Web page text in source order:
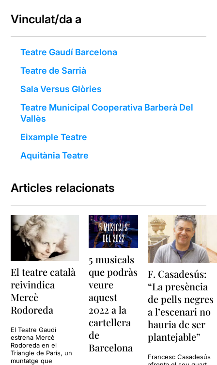
Vinculat/da a
Teatre Gaudí Barcelona
Teatre de Sarrià
Sala Versus Glòries
Teatre Municipal Cooperativa Barberà Del
Vallès
Eixample Teatre
Aquitània Teatre
Articles relacionats
El teatre català
reivindica
Mercè
Rodoreda
El Teatre Gaudí
estrena Mercè
Rodoreda en el
Triangle de París, un
muntatge que
5 musicals
que podràs
veure
aquest
2022 a la
cartellera
de
Barcelona
F. Casadesús:
“La presència
de pells negres
a l’escenari no
hauria de ser
plantejable”
Francesc Casadesús